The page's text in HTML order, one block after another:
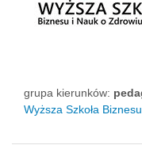
grupa kierunków:
Wyższa Szkoła